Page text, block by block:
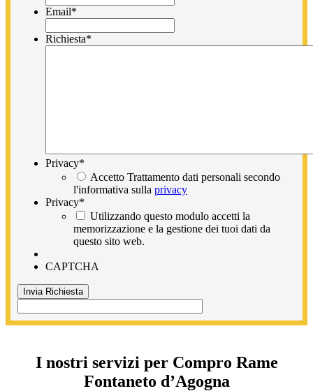
Email*
Richiesta*
Privacy*
Accetto Trattamento dati personali secondo
l'informativa sulla privacy
Privacy*
Utilizzando questo modulo accetti la
memorizzazione e la gestione dei tuoi dati da
questo sito web.
CAPTCHA
I nostri servizi per Compro Rame
Fontaneto d’Agogna